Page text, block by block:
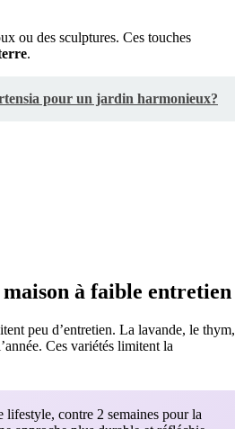
ou des sculptures. Ces touches
.
pour un jardin harmonieux?
à faible entretien
peu d’entretien. La lavande, le thym,
Ces variétés limitent la
lifestyle, contre 2 semaines pour la